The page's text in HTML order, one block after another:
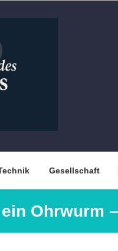
Gesellschaft
Ohrwurm